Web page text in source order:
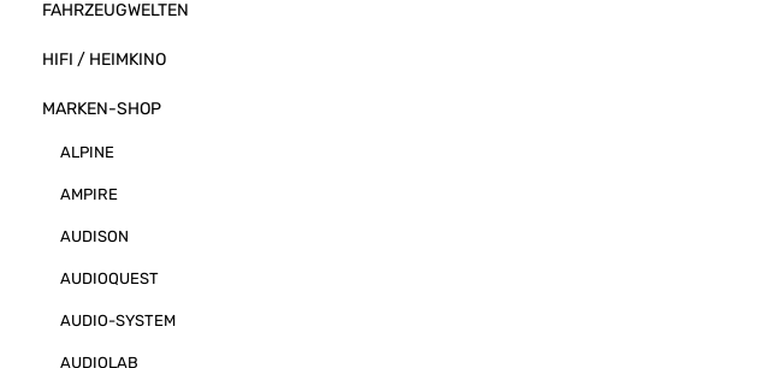
FAHRZEUGWELTEN
HIFI / HEIMKINO
MARKEN-SHOP
ALPINE
AMPIRE
AUDISON
AUDIOQUEST
AUDIO-SYSTEM
AUDIOLAB